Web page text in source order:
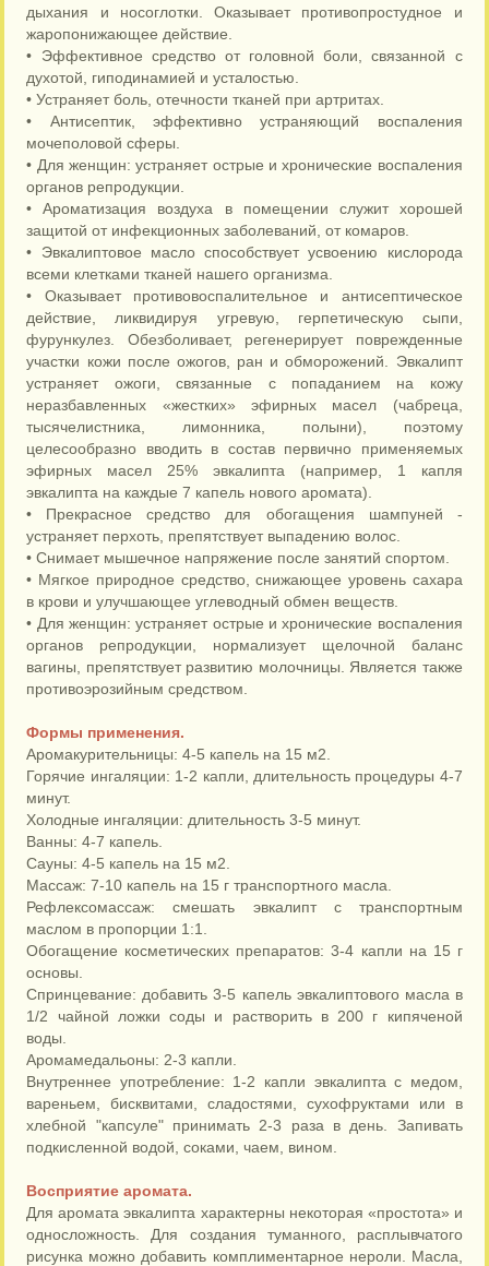
дыхания и носоглотки. Оказывает противопростудное и
жаропонижающее действие.
• Эффективное средство от головной боли, связанной с
духотой, гиподинамией и усталостью.
• Устраняет боль, отечности тканей при артритах.
• Антисептик, эффективно устраняющий воспаления
мочеполовой сферы.
• Для женщин: устраняет острые и хронические воспаления
органов репродукции.
• Ароматизация воздуха в помещении служит хорошей
защитой от инфекционных заболеваний, от комаров.
• Эвкалиптовое масло способствует усвоению кислорода
всеми клетками тканей нашего организма.
• Оказывает противовоспалительное и антисептическое
действие, ликвидируя угревую, герпетическую сыпи,
фурункулез. Обезболивает, регенерирует поврежденные
участки кожи после ожогов, ран и обморожений. Эвкалипт
устраняет ожоги, связанные с попаданием на кожу
неразбавленных «жестких» эфирных масел (чабреца,
тысячелистника, лимонника, полыни), поэтому
целесообразно вводить в состав первично применяемых
эфирных масел 25% эвкалипта (например, 1 капля
эвкалипта на каждые 7 капель нового аромата).
• Прекрасное средство для обогащения шампуней -
устраняет перхоть, препятствует выпадению волос.
• Снимает мышечное напряжение после занятий спортом.
• Мягкое природное средство, снижающее уровень сахара
в крови и улучшающее углеводный обмен веществ.
• Для женщин: устраняет острые и хронические воспаления
органов репродукции, нормализует щелочной баланс
вагины, препятствует развитию молочницы. Является также
противоэрозийным средством.
Формы применения.
Аромакурительницы: 4-5 капель на 15 м2.
Горячие ингаляции: 1-2 капли, длительность процедуры 4-7
минут.
Холодные ингаляции: длительность 3-5 минут.
Ванны: 4-7 капель.
Сауны: 4-5 капель на 15 м2.
Массаж: 7-10 капель на 15 г транспортного масла.
Рефлексомассаж: смешать эвкалипт с транспортным
маслом в пропорции 1:1.
Обогащение косметических препаратов: 3-4 капли на 15 г
основы.
Спринцевание: добавить 3-5 капель эвкалиптового масла в
1/2 чайной ложки соды и растворить в 200 г кипяченой
воды.
Аромамедальоны: 2-3 капли.
Внутреннее употребление: 1-2 капли эвкалипта с медом,
вареньем, бисквитами, сладостями, сухофруктами или в
хлебной "капсуле" принимать 2-3 раза в день. Запивать
подкисленной водой, соками, чаем, вином.
Восприятие аромата.
Для аромата эвкалипта характерны некоторая «простота» и
односложность. Для создания туманного, расплывчатого
рисунка можно добавить комплиментарное нероли. Масла,